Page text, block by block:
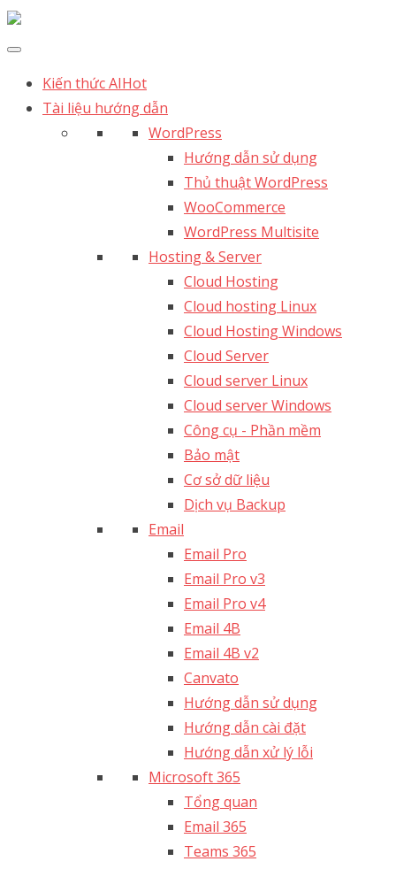
Kiến thức AIHot
Tài liệu hướng dẫn
WordPress
Hướng dẫn sử dụng
Thủ thuật WordPress
WooCommerce
WordPress Multisite
Hosting & Server
Cloud Hosting
Cloud hosting Linux
Cloud Hosting Windows
Cloud Server
Cloud server Linux
Cloud server Windows
Công cụ - Phần mềm
Bảo mật
Cơ sở dữ liệu
Dịch vụ Backup
Email
Email Pro
Email Pro v3
Email Pro v4
Email 4B
Email 4B v2
Canvato
Hướng dẫn sử dụng
Hướng dẫn cài đặt
Hướng dẫn xử lý lỗi
Microsoft 365
Tổng quan
Email 365
Teams 365